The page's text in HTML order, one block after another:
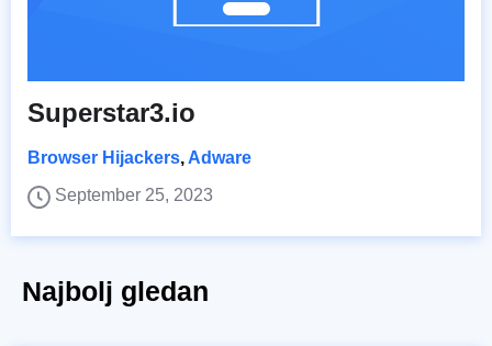
Superstar3.io
Browser Hijackers, Adware
September 25, 2023
Najbolj gledan